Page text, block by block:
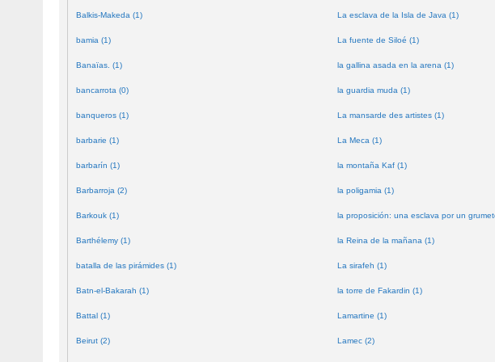
Balkis-Makeda (1)
bamia (1)
Banaïas. (1)
bancarrota (0)
banqueros (1)
barbarie (1)
barbarín (1)
Barbarroja (2)
Barkouk (1)
Barthélemy (1)
batalla de las pirámides (1)
Batn-el-Bakarah (1)
Battal (1)
Beirut (2)
La esclava de la Isla de Java (1)
La fuente de Siloé (1)
la gallina asada en la arena (1)
la guardia muda (1)
La mansarde des artistes (1)
La Meca (1)
la montaña Kaf (1)
la poligamia (1)
la proposición: una esclava por un
la Reina de la mañana (1)
La sirafeh (1)
la torre de Fakardin (1)
Lamartine (1)
Lamec (2)